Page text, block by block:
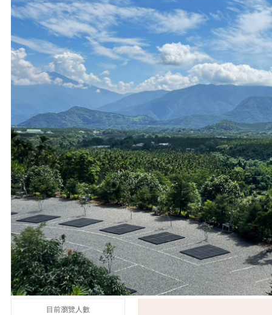
目前瀏覽人數